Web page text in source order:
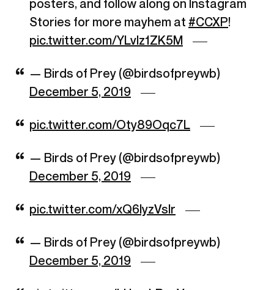
posters, and follow along on Instagram
Stories for more mayhem at #CCXP!
pic.twitter.com/YLvIz1ZK5M
— Birds of Prey (@birdsofpreywb)
December 5, 2019
pic.twitter.com/Oty89Oqc7L
— Birds of Prey (@birdsofpreywb)
December 5, 2019
pic.twitter.com/xQ6lyzVsIr
— Birds of Prey (@birdsofpreywb)
December 5, 2019